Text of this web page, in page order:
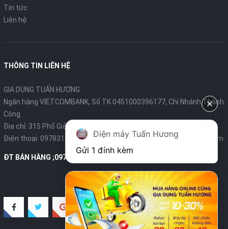
Tin tức
Liên hệ
THÔNG TIN LIÊN HỆ
GIA DỤNG TUẤN HƯƠNG
Ngân hàng VIETCOMBANK, Số TK 0451000396177, Chi Nhánh Thành
Công
Địa chỉ: 315 Phố Giảng Võ - Ba Đình - Hà Nội
Điện thoại: 0978319375- Email:diengiadungtuanhuong@gmail.com
ĐT BÁN HÀNG ;0978319375
Điện máy Tuấn Hương
Gửi 1 đính kèm